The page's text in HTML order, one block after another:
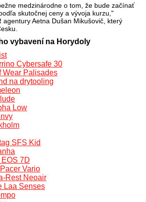
medzinárodne o tom, že bude začínať
skutočnej ceny a vývoja kurzu,"
agentury Aetna Dušan Mikušovič, který
vybavení na Horydoly
Cybersafe 30
Wear Palisades
na drytooling
Low
SFS Kid
7D
Vario
Rest Neoair
Laa Senses